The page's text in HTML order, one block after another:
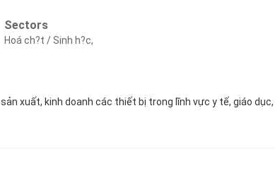
Sectors
Hoá ch?t / Sinh h?c,
xuất, kinh doanh các thiết bị trong lĩnh vực y tế, giáo dục,